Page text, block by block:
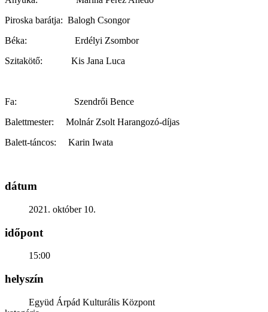
Piroska barátja: Balogh Csongor
Béka: Erdélyi Zsombor
Szitakötő: Kis Jana Luca
Fa: Szendrői Bence
Balettmester: Molnár Zsolt Harangozó-díjas
Balett-táncos: Karin Iwata
dátum
2021. október 10.
időpont
15:00
helyszín
Együd Árpád Kulturális Központ